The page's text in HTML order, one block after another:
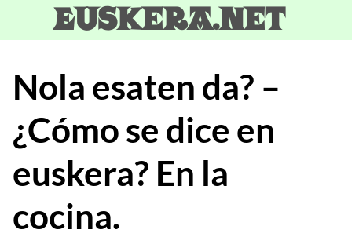
Euskera.net
Nola esaten da? –
¿Cómo se dice en
euskera? En la
cocina.